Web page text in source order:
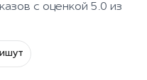
с оценкой 5.0 из